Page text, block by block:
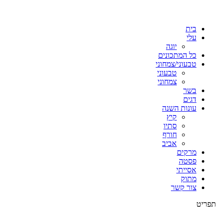
בית
עלי
יוגה
כל המתכונים
טבעוני/צמחוני
טבעוני
צמחוני
בשר
דגים
עונות השנה
קיץ
סתיו
חורף
אביב
מרקים
פסטה
אסייתי
מתוק
צור קשר
תפריט